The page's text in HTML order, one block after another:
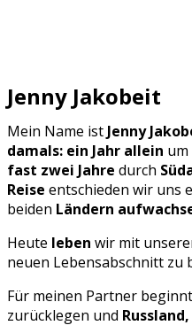
Jenny Jakobeit
Mein Name ist Jenny
damals: ein Jahr allein um
fast zwei Jahre durch
Reise entschieden wir uns
beiden Ländern
Heute leben wir mit
neuen Lebensabschnitt zu
Für meinen Partner
zurücklegen und